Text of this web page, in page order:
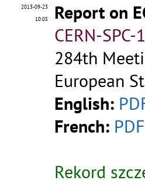
2013-09-23
10:05
Report on
CERN-
284th
European
English:
French: PDF
Rekord